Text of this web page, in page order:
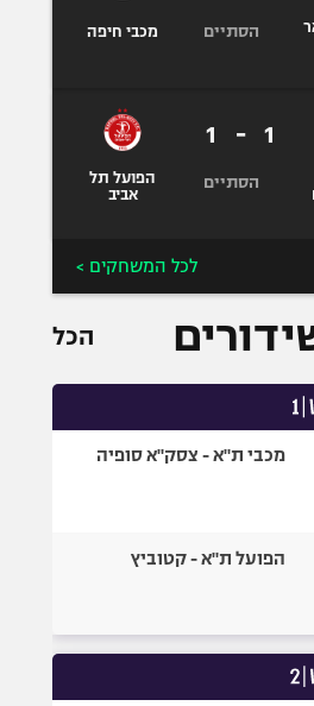
הסתיים מכבי חיפה
1
-
1
הסתיים
הפועל תל
אביב
לכל המשחקים >
הכל
מכבי ת"א - צסק"א סופיה
הפועל ת"א - קטוביץ